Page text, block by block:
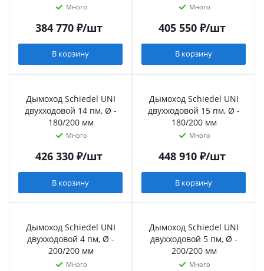
Много
384 770₽/шт
В корзину
Много
405 550₽/шт
В корзину
Дымоход Schiedel UNI
двухходовой 14 пм, Ø -
180/200 мм
Много
426 330₽/шт
В корзину
Дымоход Schiedel UNI
двухходовой 15 пм, Ø -
180/200 мм
Много
448 910₽/шт
В корзину
Дымоход Schiedel UNI
двухходовой 4 пм, Ø -
200/200 мм
Много
Дымоход Schiedel UNI
двухходовой 5 пм, Ø -
200/200 мм
Много